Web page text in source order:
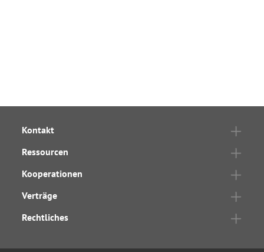
Kontakt
Ressourcen
Kooperationen
Verträge
Rechtliches